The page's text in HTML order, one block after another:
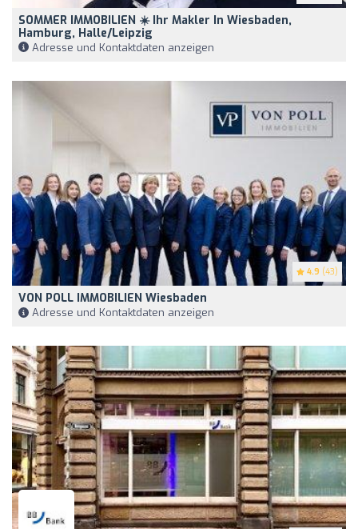
SOMMER IMMOBILIEN ☀️ Ihr Makler In Wiesbaden,
Hamburg, Halle/Leipzig
Adresse und Kontaktdaten anzeigen
4.9 (43)
VON POLL IMMOBILIEN Wiesbaden
Adresse und Kontaktdaten anzeigen